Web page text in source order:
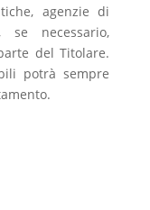
agenzie di
se necessario,
del Titolare.
potrà sempre